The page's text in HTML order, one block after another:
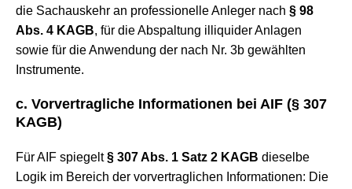
die Sachauskehr an professionelle Anleger nach § 98
Abs. 4 KAGB, für die Abspaltung illiquider Anlagen
sowie für die Anwendung der nach Nr. 3b gewählten
Instrumente.
c. Vorvertragliche Informationen bei AIF (§ 307
KAGB)
Für AIF spiegelt§ 307 Abs. 1 Satz 2 KAGB dieselbe
Logik im Bereich der vorvertraglichen Informationen: Die